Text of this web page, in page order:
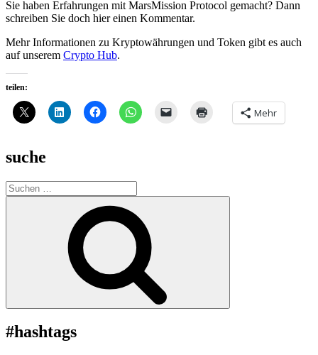
Sie haben Erfahrungen mit MarsMission Protocol gemacht? Dann
schreiben Sie doch hier einen Kommentar.
Mehr Informationen zu Kryptowährungen und Token gibt es auch
auf unserem Crypto Hub.
teilen:
Mehr
suche
Suche
nach:
#hashtags